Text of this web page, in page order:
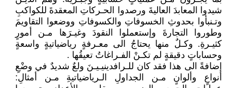
شيدوا المعابدَ العاليةَ ورصدوا الحـركاتِ المعقدةَ للكواكبِ
وتـنبأوا بحدوثِ الخسوفاتِ والكسوفاتِ ووضعوا التقاويمَ
وطوروا التجارةَ وإستعملوا النقودَ وغيـرَها مـن أمورٍ
كثيـرةِ. وكـلٌ منها يحتاجُ الى معـرفةٍ رياضياتيةٍ واسعةٍ
وحساباتٍ دقيقةٍ لم تكـنْ الفـراغاتُ تعيقُها .
إضافةً الى هذا فقد كان للـرافدينيـيـنَ ولعٌ شديدٌ في وضْعِ
أنواعٍ وألوانٍ مـن الجداولِ الـرياضياتيةِ مـن أمثالِ: